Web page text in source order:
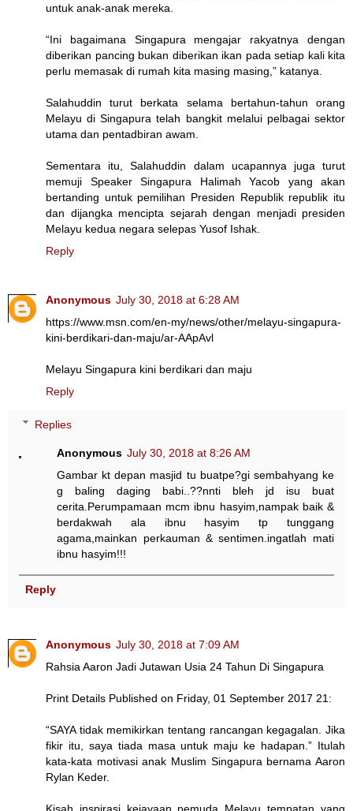
untuk anak-anak mereka.
“Ini bagaimana Singapura mengajar rakyatnya dengan
diberikan pancing bukan diberikan ikan pada setiap kali kita
perlu memasak di rumah kita masing masing,” katanya.
Salahuddin turut berkata selama bertahun-tahun orang
Melayu di Singapura telah bangkit melalui pelbagai sektor
utama dan pentadbiran awam.
Sementara itu, Salahuddin dalam ucapannya juga turut
memuji Speaker Singapura Halimah Yacob yang akan
bertanding untuk pemilihan Presiden Republik republik itu
dan dijangka mencipta sejarah dengan menjadi presiden
Melayu kedua negara selepas Yusof Ishak.
Reply
Anonymous July 30, 2018 at 6:28 AM
https://www.msn.com/en-my/news/other/melayu-singapura-
kini-berdikari-dan-maju/ar-AApAvl
Melayu Singapura kini berdikari dan maju
Reply
Replies
Anonymous July 30, 2018 at 8:26 AM
Gambar kt depan masjid tu buatpe?gi sembahyang ke
g baling daging babi..??nnti bleh jd isu buat
cerita.Perumpamaan mcm ibnu hasyim,nampak baik &
berdakwah ala ibnu hasyim tp tunggang
agama,mainkan perkauman & sentimen.ingatlah mati
ibnu hasyim!!!
Reply
Anonymous July 30, 2018 at 7:09 AM
Rahsia Aaron Jadi Jutawan Usia 24 Tahun Di Singapura
Print Details Published on Friday, 01 September 2017 21:
“SAYA tidak memikirkan tentang rancangan kegagalan. Jika
fikir itu, saya tiada masa untuk maju ke hadapan.” Itulah
kata-kata motivasi anak Muslim Singapura bernama Aaron
Rylan Keder.
Kisah inspirasi kejayaan pemuda Melayu tempatan yang